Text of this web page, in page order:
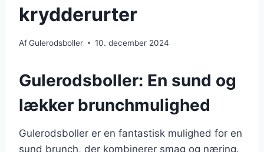
krydderurter
AfGulerodsboller 10. december 2024
Gulerodsboller: En sund og
lækker brunchmulighed
Gulerodsboller er en fantastisk mulighed for en
sund brunch, der kombinerer smag og næring.